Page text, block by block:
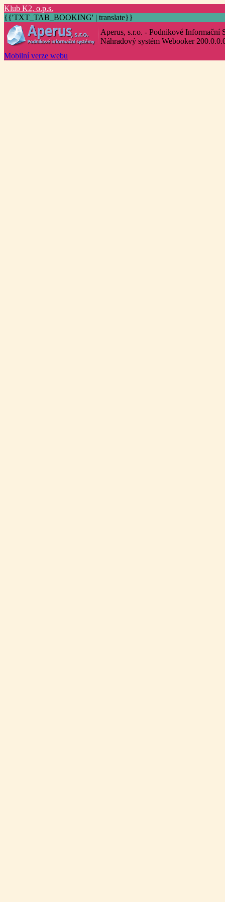
Klub K2, o.p.s.
{{'TXT_TAB_BOOKING' | translate}}
Aperus, s.r.o. - Podnikové Informační
Náhradový systém Webooker
Mobilní verze webu